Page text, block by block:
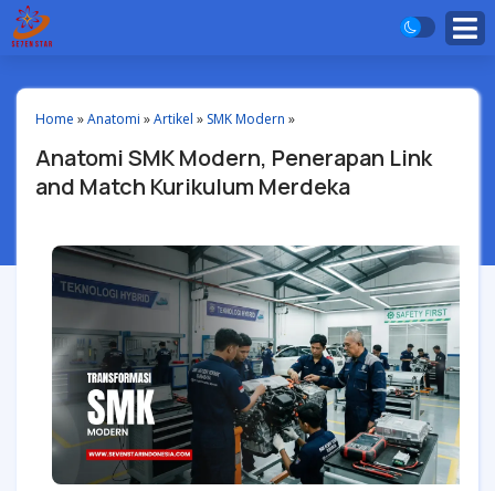
Home »Anatomi »Artikel » SMK Modern »
Anatomi SMK Modern, Penerapan Link
and Match Kurikulum Merdeka